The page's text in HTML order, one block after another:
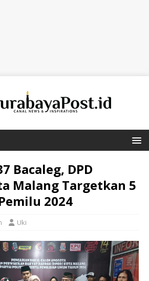
Bacaleg, DPD
Malang Targetkan 5
2024
Uki